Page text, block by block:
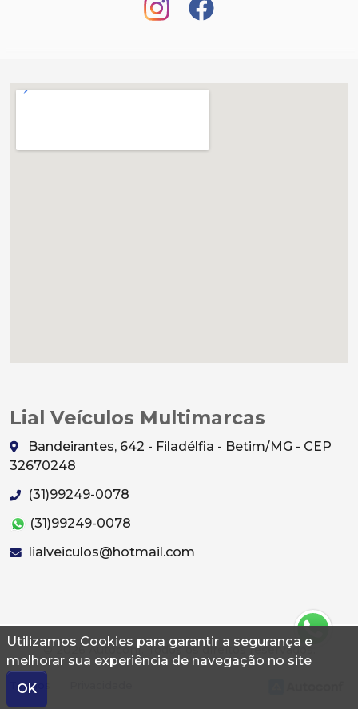
Utilizamos Cookies para garantir a segurança e
melhorar sua experiência de navegação no site
OK
Lial Veículos Multimarcas
Bandeirantes, 642 - Filadélfia - Betim/MG - CEP
32670248
(31)99249-0078
(31)99249-0078
lialveiculos@hotmail.com
© 2026 Autoconf. Todos os direitos reservados.
Termos